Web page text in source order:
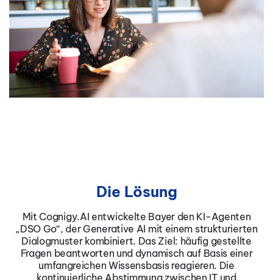
Die Lösung
Mit Cognigy.AI entwickelte Bayer den KI-Agenten
„DSO Go“, der Generative AI mit einem strukturierten
Dialogmuster kombiniert. Das Ziel: häufig gestellte
Fragen beantworten und dynamisch auf Basis einer
umfangreichen Wissensbasis reagieren. Die